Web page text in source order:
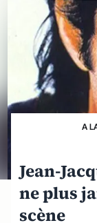
A
Jean-
ne plus
scène